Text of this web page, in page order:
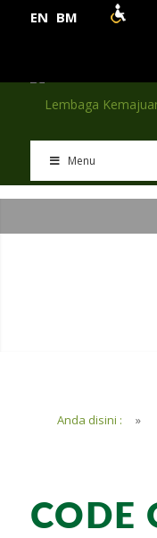
EN BM
Menu
Anda disini : »
CODE